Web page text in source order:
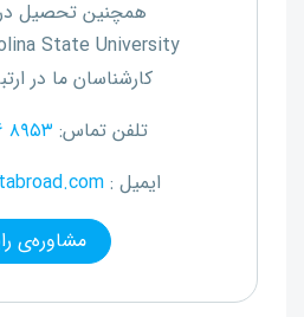
همچنین تحصیل در
State University
کارشناسان ما در
تلفن تماس: ۰۲۱-
ایمیل :
مشاوره‌ی